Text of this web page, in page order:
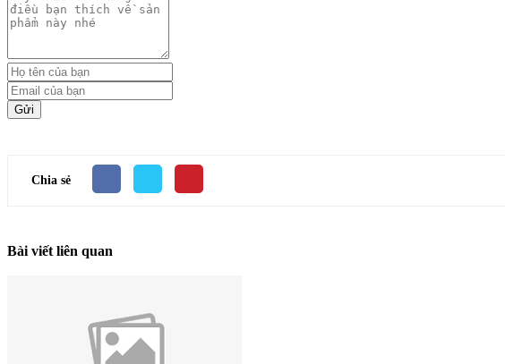
Gửi
Chia sẻ
Bài viết liên quan